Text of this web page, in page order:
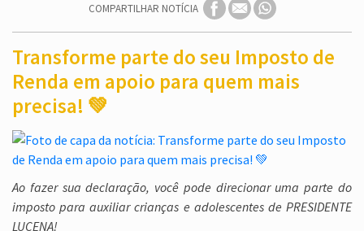
COMPARTILHAR NOTÍCIA
Transforme parte do seu Imposto de
Renda em apoio para quem mais
precisa! 💚
Ao fazer sua declaração, você pode direcionar uma parte do
imposto para auxiliar crianças e adolescentes de PRESIDENTE
LUCENA!